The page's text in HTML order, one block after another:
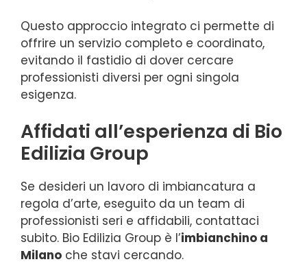
Questo approccio integrato ci permette di
offrire un servizio completo e coordinato,
evitando il fastidio di dover cercare
professionisti diversi per ogni singola
esigenza.
Affidati all’esperienza di Bio
Edilizia Group
Se desideri un lavoro di imbiancatura a
regola d’arte, eseguito da un team di
professionisti seri e affidabili, contattaci
subito. Bio Edilizia Group è l’imbianchino a
Milano che stavi cercando.